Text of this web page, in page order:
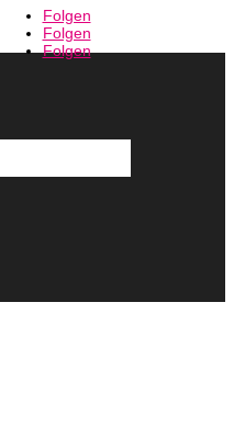
Folgen
Folgen
Folgen